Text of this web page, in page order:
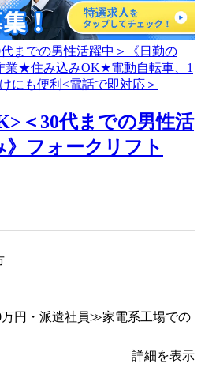
＜30代までの男性活
フォークリフト
円・派遣社員≫家電系工場での
詳細を表示